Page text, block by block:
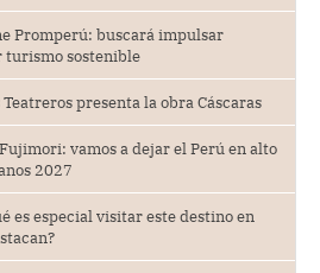
Promperú: buscará impulsar
turismo sostenible
presenta la obra Cáscaras
vamos a dejar el Perú en alto
2027
es especial visitar este destino en